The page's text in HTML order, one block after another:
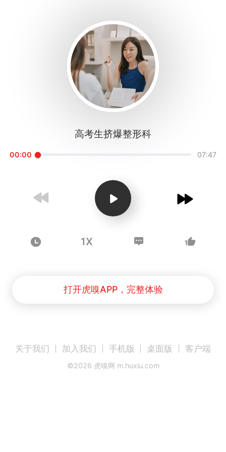
高考生挤爆整形科
00:00 07:47
1X
打开虎嗅APP，完整体验
关于我们 加入我们 手机版 桌面版 客户端
©2026 虎嗅网 m.huxiu.com